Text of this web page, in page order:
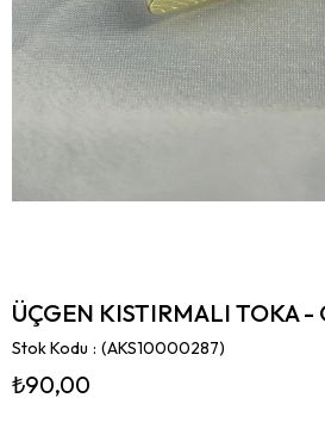
ÜÇGEN KISTIRMALI TOKA -
Stok Kodu (AKS10000287)
₺90,00